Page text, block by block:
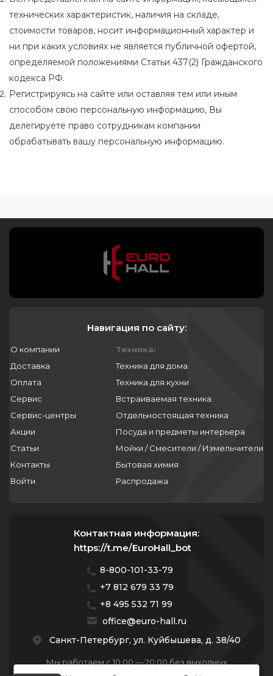
технических характеристик, наличия на складе,
стоимости товаров, носит информационный характер и
ни при каких условиях не является публичной офертой,
определяемой положениями Статьи 437(2) Гражданского
кодекса РФ.
Регистрируясь на сайте или оставляя тем или иным
способом свою персональную информацию, Вы
делегируете право сотрудникам компании
обрабатывать вашу персональную информацию.
Навигация по сайту:
О компании
Доставка
Оплата
Сервис
Сервис-центры
Акции
Статьи
Контакты
Войти
Техника:
Техника для дома
Техника для кухни
Встраиваемая техника
Отдельностоящая техника
Посуда и предметы интерьера
Мойки / Смесители / Измельчители
Бытовая химия
Распродажа
Контактная информация:
https://t.me/EuroHall_bot
8-800-101-33-79
+7 812 679 33 79
+8 495 532 71 99
office@euro-hall.ru
Санкт-Петербург, ул. Куйбышева, д. 38/40
Мы работаем с 10:00 — 20:00 без выходных